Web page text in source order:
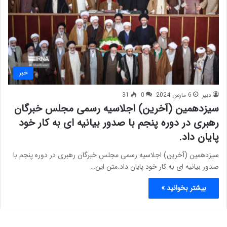
خبر
دبیر 6 مارس 2024 0
31
سیزدهمین (آخرین) اجلاسیه رسمی مجلس خبرگان
رهبری در دوره پنجم با صدور بیانیه ای به کار خود
پایان داد.
سیزدهمین (آخرین) اجلاسیه رسمی مجلس خبرگان رهبری در دوره پنجم با
صدور بیانیه ای به کار خود پایان داد.متن این…
بیشتر بخوانید »